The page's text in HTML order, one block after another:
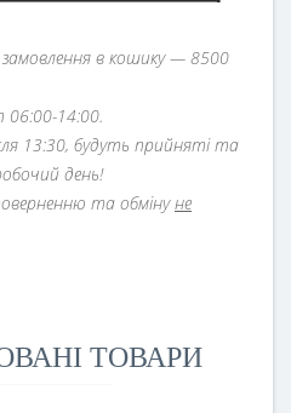
замовлення в кошику — 8500
06:00-14:00.
13:30, будуть прийняті та
день!
та обмінуне
ТОВАРИ